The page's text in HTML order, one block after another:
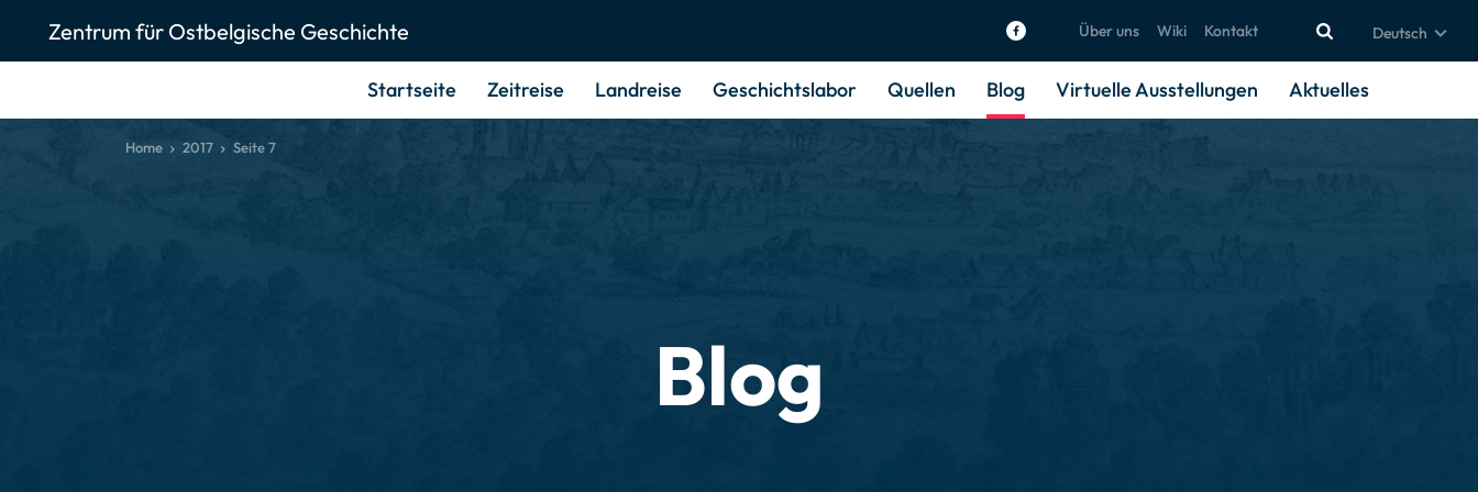
Zentrum für Ostbelgische Geschichte Über uns Wiki Kontakt Deutsch
Startseite Zeitreise Landreise Geschichts­labor Quellen Blog Virtuelle Ausstellungen Aktuelles
Home 2017 Seite 7
Blog